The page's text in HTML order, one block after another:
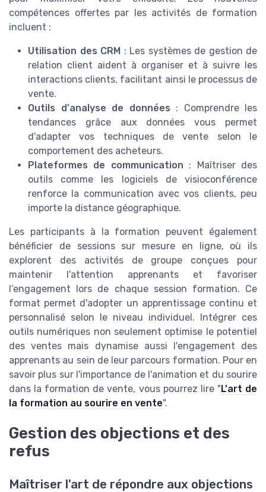
compétences offertes par les activités de formation
incluent :
Utilisation des CRM : Les systèmes de gestion de
relation client aident à organiser et à suivre les
interactions clients, facilitant ainsi le processus de
vente.
Outils d'analyse de données : Comprendre les
tendances grâce aux données vous permet
d'adapter vos techniques de vente selon le
comportement des acheteurs.
Plateformes de communication : Maîtriser des
outils comme les logiciels de visioconférence
renforce la communication avec vos clients, peu
importe la distance géographique.
Les participants à la formation peuvent également
bénéficier de sessions sur mesure en ligne, où ils
explorent des activités de groupe conçues pour
maintenir l'attention apprenants et favoriser
l’engagement lors de chaque session formation. Ce
format permet d'adopter un apprentissage continu et
personnalisé selon le niveau individuel. Intégrer ces
outils numériques non seulement optimise le potentiel
des ventes mais dynamise aussi l'engagement des
apprenants au sein de leur parcours formation. Pour en
savoir plus sur l'importance de l'animation et du sourire
dans la formation de vente, vous pourrez lire " L'art de
la formation au sourire en vente".
Gestion des objections et des
refus
Maîtriser l'art de répondre aux objections